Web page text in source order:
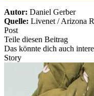
Autor: Daniel Gerber
Quelle: Livenet / Arizona
Post
Teile diesen Beitrag
Das könnte dich auch
Story